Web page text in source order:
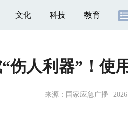
文化 科技 教育
伤人利器”！使
来源： 国家应急广播